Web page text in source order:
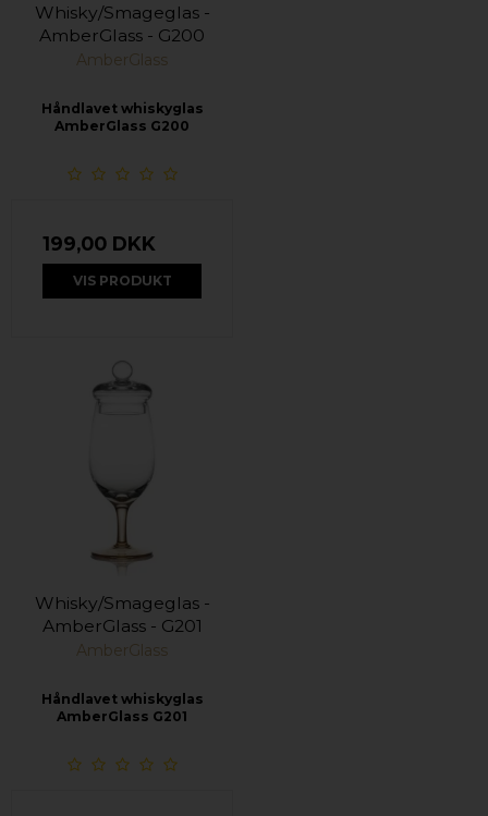
Whisky/Smageglas -
AmberGlass - G200
AmberGlass
Håndlavet whiskyglas
AmberGlass G200
199,00 DKK
VIS PRODUKT
Whisky/Smageglas -
AmberGlass - G201
AmberGlass
Håndlavet whiskyglas
AmberGlass G201